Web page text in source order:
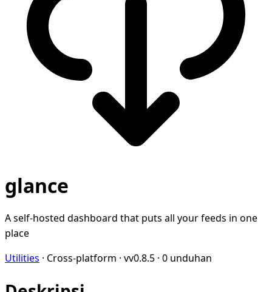
glance
A self-hosted dashboard that puts all your feeds in one
place
Utilities · Cross-platform · vv0.8.5 · 0 unduhan